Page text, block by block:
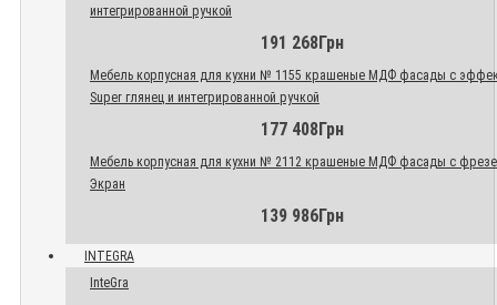
интегрированной ручкой
191 268Грн
Мебель корпусная для кухни № 1155 крашеные МДФ фасады с
Super глянец и интегрированной ручкой
177 408Грн
Мебель корпусная для кухни № 2112 крашеные МДФ фасады с
Экран
139 986Грн
INTEGRA
InteGra